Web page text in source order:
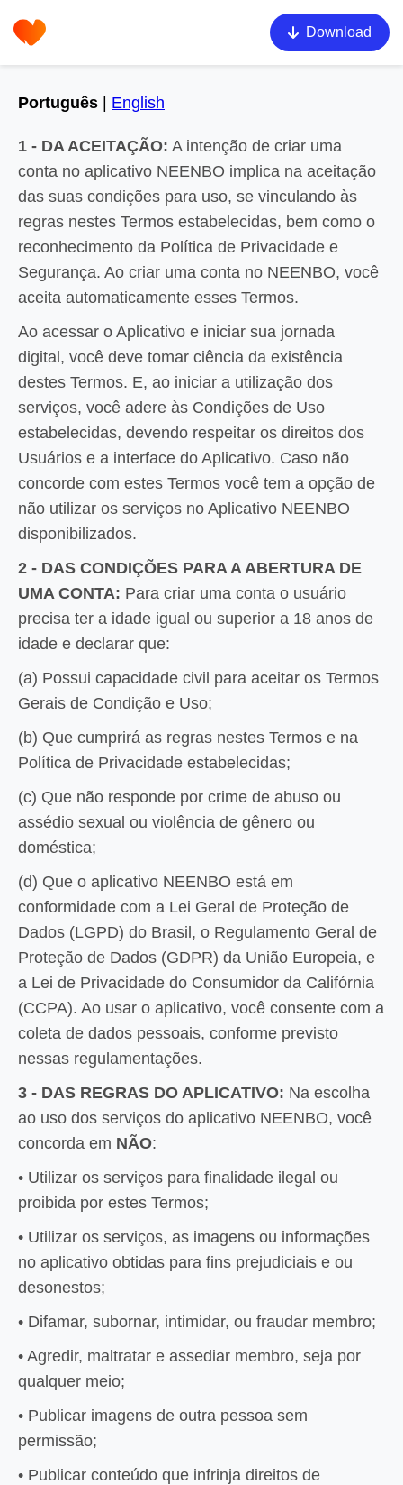
Download
Português English
1 - DA ACEITAÇÃO: A intenção de criar uma
conta no aplicativo NEENBO implica na aceitação
das suas condições para uso, se vinculando às
regras nestes Termos estabelecidas, bem como o
reconhecimento da Política de Privacidade e
Segurança. Ao criar uma conta no NEENBO, você
aceita automaticamente esses Termos.
Ao acessar o Aplicativo e iniciar sua jornada
digital, você deve tomar ciência da existência
destes Termos. E, ao iniciar a utilização dos
serviços, você adere às Condições de Uso
estabelecidas, devendo respeitar os direitos dos
Usuários e a interface do Aplicativo. Caso não
concorde com estes Termos você tem a opção de
não utilizar os serviços no Aplicativo NEENBO
disponibilizados.
2 - DAS CONDIÇÕES PARA A ABERTURA DE
UMA CONTA: Para criar uma conta o usuário
precisa ter a idade igual ou superior a 18 anos de
idade e declarar que:
(a) Possui capacidade civil para aceitar os Termos
Gerais de Condição e Uso;
(b) Que cumprirá as regras nestes Termos e na
Política de Privacidade estabelecidas;
(c) Que não responde por crime de abuso ou
assédio sexual ou violência de gênero ou
doméstica;
(d) Que o aplicativo NEENBO está em
conformidade com a Lei Geral de Proteção de
Dados (LGPD) do Brasil, o Regulamento Geral de
Proteção de Dados (GDPR) da União Europeia, e
a Lei de Privacidade do Consumidor da Califórnia
(CCPA). Ao usar o aplicativo, você consente com a
coleta de dados pessoais, conforme previsto
nessas regulamentações.
3 - DAS REGRAS DO APLICATIVO: Na escolha
ao uso dos serviços do aplicativo NEENBO, você
concorda em NÃO:
• Utilizar os serviços para finalidade ilegal ou
proibida por estes Termos;
• Utilizar os serviços, as imagens ou informações
no aplicativo obtidas para fins prejudiciais e ou
desonestos;
• Difamar, subornar, intimidar, ou fraudar membro;
• Agredir, maltratar e assediar membro, seja por
qualquer meio;
• Publicar imagens de outra pessoa sem
permissão;
• Publicar conteúdo que infrinja direitos de